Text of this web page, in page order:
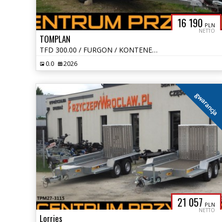
16 190 PLN
NETTO
TOMPLAN
TFD 300.00 / FURGON / KONTENER / DMC 1300 KG
0.0 2026
21 057 PLN
NETTO
gwarancja
Lorries